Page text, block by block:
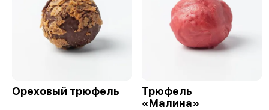
Ореховый трюфель
Трюфель
«Малина»